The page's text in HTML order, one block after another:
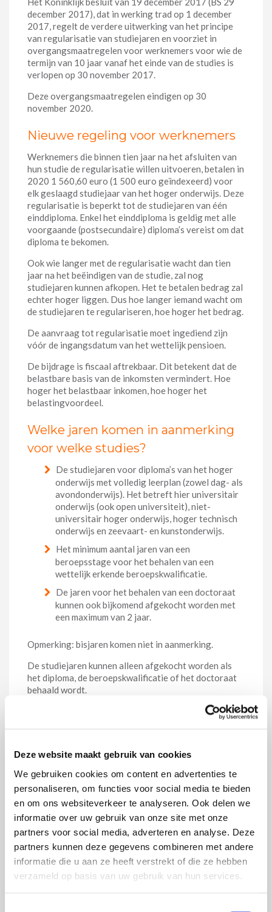
Deze website maakt gebruik van cookies
We gebruiken cookies om content en advertenties te
personaliseren, om functies voor social media te bieden
en om ons websiteverkeer te analyseren. Ook delen we
informatie over uw gebruik van onze site met onze
partners voor social media, adverteren en analyse. Deze
partners kunnen deze gegevens combineren met andere
informatie die u aan ze heeft verstrekt of die ze hebben
verzameld op basis van uw gebruik van hun services.
december 2017), dat in werking trad op 1 december
2017, regelt de verdere uitwerking van het principe
van regularisatie van studiejaren en voorziet in
overgangsmaatregelen voor werknemers voor wie de
termijn van 10 jaar vanaf het einde van de studies is
verlopen op 30 november 2017.
Deze overgangsmaatregelen eindigen op 30
november 2020.
Nieuwe regeling voor werknemers
Werknemers die binnen tien jaar na het afsluiten van
hun studie de regularisatie willen uitvoeren, betalen in
2020 1 560,60 euro (1 500 euro geïndexeerd) voor
elk geslaagd studiejaar van het hoger onderwijs. Deze
regularisatie is beperkt tot de studiejaren van één
einddiploma. Enkel het einddiploma is geldig met alle
voorgaande (postsecundaire) diploma’s vereist om dat
diploma te bekomen.
Ook wie langer met de regularisatie wacht dan tien
jaar na het beëindigen van de studie, zal nog
studiejaren kunnen afkopen. Het te betalen bedrag zal
echter hoger liggen. Dus hoe langer iemand wacht om
de studiejaren te regulariseren, hoe hoger het bedrag.
De aanvraag tot regularisatie moet ingediend zijn
vóór de ingangsdatum van het wettelijk pensioen.
De bijdrage is fiscaal aftrekbaar. Dit betekent dat de
belastbare basis van de inkomsten vermindert. Hoe
hoger het belastbaar inkomen, hoe hoger het
belastingvoordeel.
Welke jaren komen in aanmerking
voor welke studies?
De studiejaren voor diploma’s van het hoger
onderwijs met volledig leerplan (zowel dag- als
avondonderwijs). Het betreft hier universitair
onderwijs (ook open universiteit), niet-
universitair hoger onderwijs, hoger technisch
onderwijs en zeevaart- en kunstonderwijs.
Het minimum aantal jaren van een
beroepsstage voor het behalen van een
wettelijk erkende beroepskwalificatie.
De jaren voor het behalen van een doctoraat
kunnen ook bijkomend afgekocht worden met
een maximum van 2 jaar.
Opmerking: bisjaren komen niet in aanmerking.
De studiejaren kunnen alleen afgekocht worden als
het diploma, de beroepskwalificatie of het doctoraat
behaald wordt.
Men is niet verplicht om alle studieperioden te
beroepskwalificatie of het doctoraat.
2 voorbeelden
Een master in de rechten (2 jaar) kan ook het
bachelorsdiploma (3 jaar) regulariseren en kan in
totaal dus 5 jaar regulariseren.
Een master in het actuariaat kan 5 jaar regulariseren:
3 jaar voor het behalen van zijn bachelorsdiploma, 1
jaar voor het masterdiploma wiskunde en 1 jaar voor